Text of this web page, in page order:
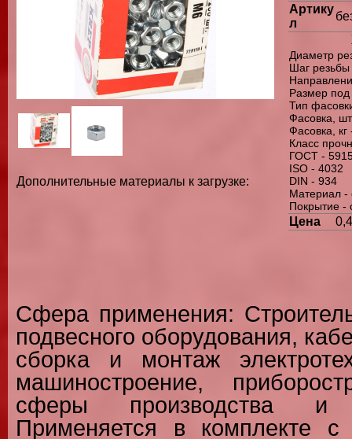
Дополнительные материалы к загрузке:
Артику
л
Диаметр
Шаг резьбы
Размер
Тип
Фасовка,
Фасовка, кг
Класс
ГОСТ -
ISO - 4032
DIN - 934
Материал -
Покрытие -
Цена
Сфера применения:
подвесного оборудования,
сборка и монтаж
машиностроение,
сферы производства и
Применяется в комплекте с